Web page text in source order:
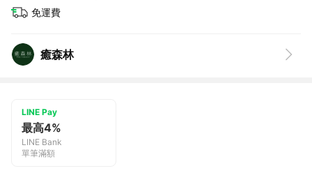
免運費
癒森林
LINE Pay
最高4%
LINE Bank
單筆滿額